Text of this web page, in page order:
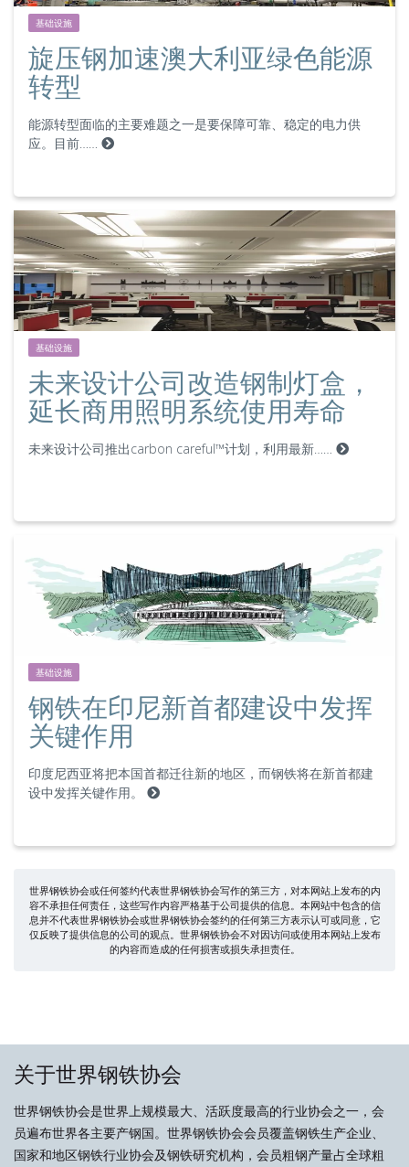
基础设施
旋压钢加速澳大利亚绿色能源
转型
能源转型面临的主要难题之一是要保障可靠、稳定的电力供
应。目前……
基础设施
未来设计公司改造钢制灯盒，
延长商用照明系统使用寿命
未来设计公司推出carbon careful™计划，利用最新……
基础设施
钢铁在印尼新首都建设中发挥
关键作用
印度尼西亚将把本国首都迁往新的地区，而钢铁将在新首都建
设中发挥关键作用。
世界钢铁协会或任何签约代表世界钢铁协会写作的第三方，对本网站上发布的内
容不承担任何责任，这些写作内容严格基于公司提供的信息。本网站中包含的信
息并不代表世界钢铁协会或世界钢铁协会签约的任何第三方表示认可或同意，它
仅反映了提供信息的公司的观点。世界钢铁协会不对因访问或使用本网站上发布
的内容而造成的任何损害或损失承担责任。
关于世界钢铁协会
世界钢铁协会是世界上规模最大、活跃度最高的行业协会之一，会
员遍布世界各主要产钢国。世界钢铁协会会员覆盖钢铁生产企业、
国家和地区钢铁行业协会及钢铁研究机构，会员粗钢产量占全球粗